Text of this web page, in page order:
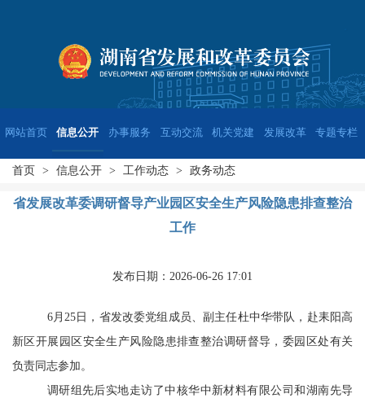
网站首页 信息公开 办事服务 互动交流 机关党建 发展改革 专题专栏
首页 > 信息公开 > 工作动态 > 政务动态
省发展改革委调研督导产业园区安全生产风险隐患排查整治
工作
发布日期：2026-06-26 17:01
6月 25日，省发改委党组成员、副主任杜中华带队，赴耒阳高
新区开展园区安全生产风险隐患排查整治调研督导，委园区处有关
负责同志参加。
调研组先后实地走访了中核华中新材料有限公司和湖南先导